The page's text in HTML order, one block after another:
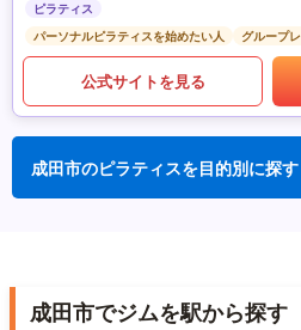
ピラティス
パーソナルピラティスを始めたい人
グループ
公式サイトを見る
成田市のピラティスを目的別に探す
成田市でジムを駅から探す